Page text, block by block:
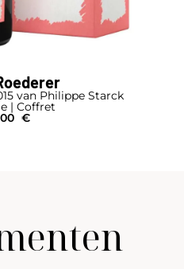
van Philippe Starck
| Coffret
€